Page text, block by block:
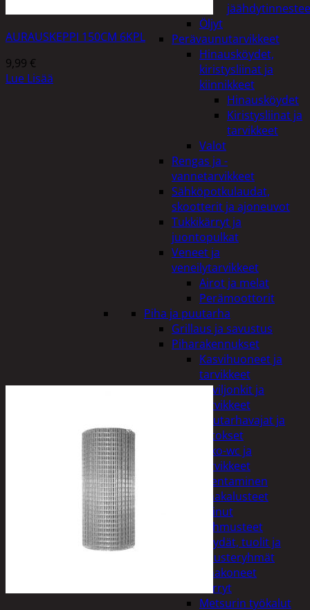
Öljyt
Perävaunutarvikkeet
Hinausköydet,
kiristysliinat ja
kiinnikkeet
Hinausköydet
Kiristysliinat ja
tarvikkeet
Valot
Rengas ja -
vannetarvikkeet
Sähköpotkulaudat,
skootterit ja ajoneuvot
Tukkikärryt ja
juontopulkat
Veneet ja
veneilytarvikkeet
Airot ja melat
Perämoottorit
Piha ja puutarha
Grillaus ja savustus
Piharakennukset
Kasvihuoneet ja
tarvikkeet
Paviljonkit ja
tarvikkeet
Puutarhavajat ja
katokset
Ulko-wc ja
tarvikkeet
Piharakentaminen
Puutarhakalusteet
Keinut
Pehmusteet
Pöydät, tuolit ja
kalusteryhmät
Puutarhakoneet
Kärryt
Metsurin työkalut
AURAUSKEPPI 150CM 6KPL
9,99 €
Lue Lisää